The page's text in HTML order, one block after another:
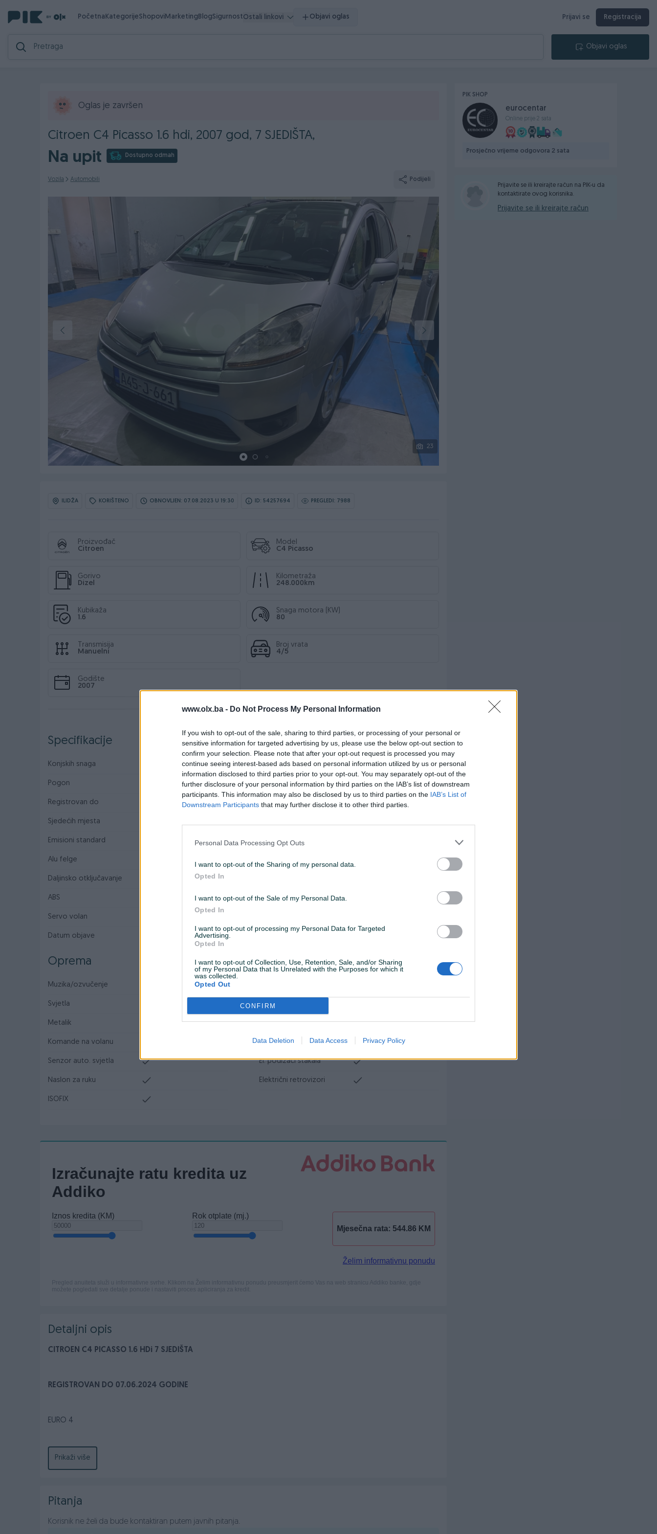
www.olx.ba - Do Not Process My Personal Information
If you wish to opt-out of the sale, sharing to third parties, or processing of your personal or
sensitive information for targeted advertising by us, please use the below opt-out section to
confirm your selection. Please note that after your opt-out request is processed you may
continue seeing interest-based ads based on personal information utilized by us or personal
information disclosed to third parties prior to your opt-out. You may separately opt-out of the
further disclosure of your personal information by third parties on the IAB’s list of downstream
participants. This information may also be disclosed by us to third parties on the IAB’s List of
Downstream Participants that may further disclose it to other third parties.
Personal Data Processing Opt Outs
I want to opt-out of the Sharing of my personal data.
Opted In
I want to opt-out of the Sale of my Personal Data.
Opted In
I want to opt-out of processing my Personal Data for Targeted
Advertising.
Opted In
I want to opt-out of Collection, Use, Retention, Sale, and/or Sharing
of my Personal Data that Is Unrelated with the Purposes for which it
was collected.
Opted Out
CONFIRM
Data Deletion Data Access Privacy Policy
PočetnaKategorijeShopoviMarketingBlogSigurnostOstali linkovi Objavi oglas Prijavi se Registracija
Objavi oglas
Oglas je završen
Citroen C4 Picasso 1.6 hdi, 2007 god, 7 SJEDIŠTA,
Na upit Dostupno odmah
Vozila Automobili Podijeli
23
ILIDŽA KORIŠTENO OBNOVLJEN: 07.08.2023 U 19:30 ID: 54257694 PREGLEDI: 7988
Proizvođač
Citroen
Model
C4 Picasso
Gorivo
Dizel
Kilometraža
248.000km
Kubikaža
1.6
Snaga motora (KW)
80
Transmisija
Manuelni
Broj vrata
4/5
Godište
2007
Specifikacije
Konjskih snaga Tip Monovolumen
Pogon Godina prve registracije 2007
Registrovan do Veličina felgi 17
Sjedećih mjesta
Emisioni standard Registrovan
Alu felge
Daljinsko otključavanje
ABS ESP
Servo volan
Datum objave
Oprema
Muzika/ozvučenje
Svjetla Višezonska klima
Metalik Digitalna klima
Komande na volanu Tempomat
Senzor auto. svjetla El. podizači stakala
Naslon za ruku Električni retrovizori
ISOFIX
Detaljni opis
CITROEN C4 PICASSO 1.6 HDi 7 SJEDIŠTA
REGISTROVAN DO 07.06.2024 GODINE
EURO 4
Mogućnost kreditiranja za vozila
Prikaži više
Pitanja
Korisnik ne želi da bude kontaktiran putem javnih pitanja.
PIK SHOP
eurocentar
Online prije 2 sata
Prosječno vrijeme odgovora 2 sata
Prijavite se ili kreirajte račun na PIK-u da
kontaktirate ovog korisnika.
Prijavite se ili kreirajte račun